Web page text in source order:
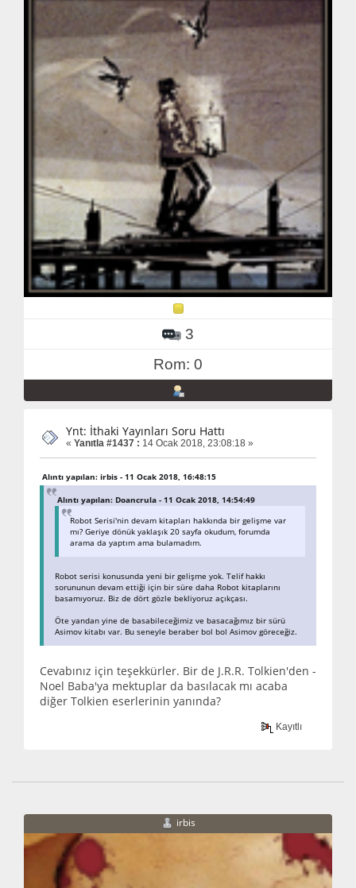
3
Rom: 0
Ynt: İthaki Yayınları Soru Hattı
« Yanıtla #1437 : 14 Ocak 2018, 23:08:18 »
Alıntı yapılan: irbis - 11 Ocak 2018, 16:48:15
Alıntı yapılan: Doancrula - 11 Ocak 2018, 14:54:49
Robot Serisi'nin devam kitapları hakkında bir gelişme var
mı? Geriye dönük yaklaşık 20 sayfa okudum, forumda
arama da yaptım ama bulamadım.
Robot serisi konusunda yeni bir gelişme yok. Telif hakkı
sorununun devam ettiği için bir süre daha Robot kitaplarını
basamıyoruz. Biz de dört gözle bekliyoruz açıkçası.
Öte yandan yine de basabileceğimiz ve basacağımız bir sürü
Asimov kitabı var. Bu seneyle beraber bol bol Asimov göreceğiz.
Cevabınız için teşekkürler. Bir de J.R.R. Tolkien'den -
Noel Baba'ya mektuplar da basılacak mı acaba
diğer Tolkien eserlerinin yanında?
Kayıtlı
irbis